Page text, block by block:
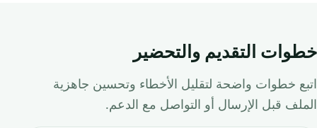
خطوات التقديم والتحضير
اتبع خطوات واضحة لتقليل الأخطاء وتحسين جاهزية
الملف قبل الإرسال أو التواصل مع الدعم.